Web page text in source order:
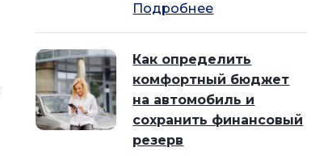
Подробнее
Как определить
комфортный бюджет
на автомобиль и
сохранить финансовый
резерв